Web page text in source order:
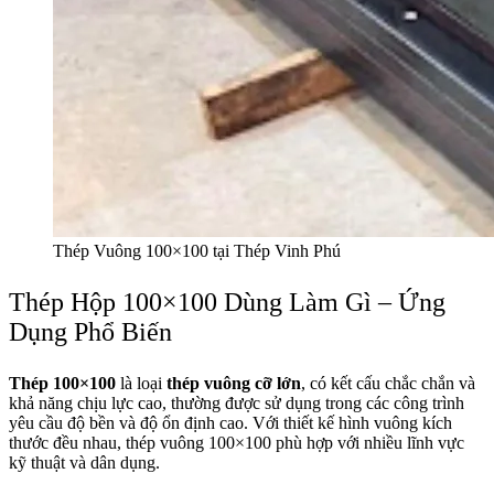
Thép Vuông 100×100 tại Thép Vinh Phú
Thép Hộp 100×100 Dùng Làm Gì – Ứng
Dụng Phổ Biến
Thép 100×100 là loại thép vuông cỡ lớn, có kết cấu chắc chắn và
khả năng chịu lực cao, thường được sử dụng trong các công trình
yêu cầu độ bền và độ ổn định cao. Với thiết kế hình vuông kích
thước đều nhau, thép vuông 100×100 phù hợp với nhiều lĩnh vực
kỹ thuật và dân dụng.